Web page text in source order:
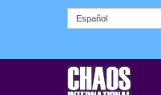
Español